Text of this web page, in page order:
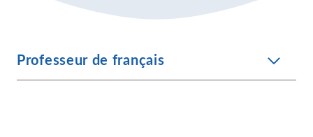
Professeur de français